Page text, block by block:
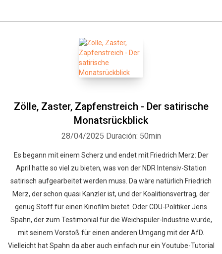
Zölle, Zaster, Zapfenstreich - Der satirische
Monatsrückblick
28/04/2025 Duración: 50min
Es begann mit einem Scherz und endet mit Friedrich Merz: Der
April hatte so viel zu bieten, was von der NDR Intensiv-Station
satirisch aufgearbeitet werden muss. Da wäre natürlich Friedrich
Merz, der schon quasi Kanzler ist, und der Koalitionsvertrag, der
genug Stoff für einen Kinofilm bietet. Oder CDU-Politiker Jens
Spahn, der zum Testimonial für die Weichspüler-Industrie wurde,
mit seinem Vorstoß für einen anderen Umgang mit der AfD.
Vielleicht hat Spahn da aber auch einfach nur ein Youtube-Tutorial